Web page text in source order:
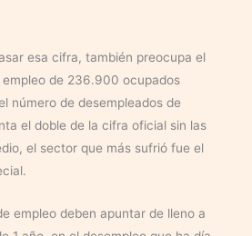
esa cifra, también preocupa el
de 236.900 ocupados
número de desempleados de
el doble de la cifra oficial sin las
el sector que más sufrió fue el
empleo deben apuntar de lleno a